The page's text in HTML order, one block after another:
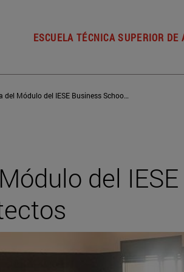
ESCUELA TÉCNICA SUPERIOR DE
Una pincelada del Módulo del IESE Business School entre arquitectos
del